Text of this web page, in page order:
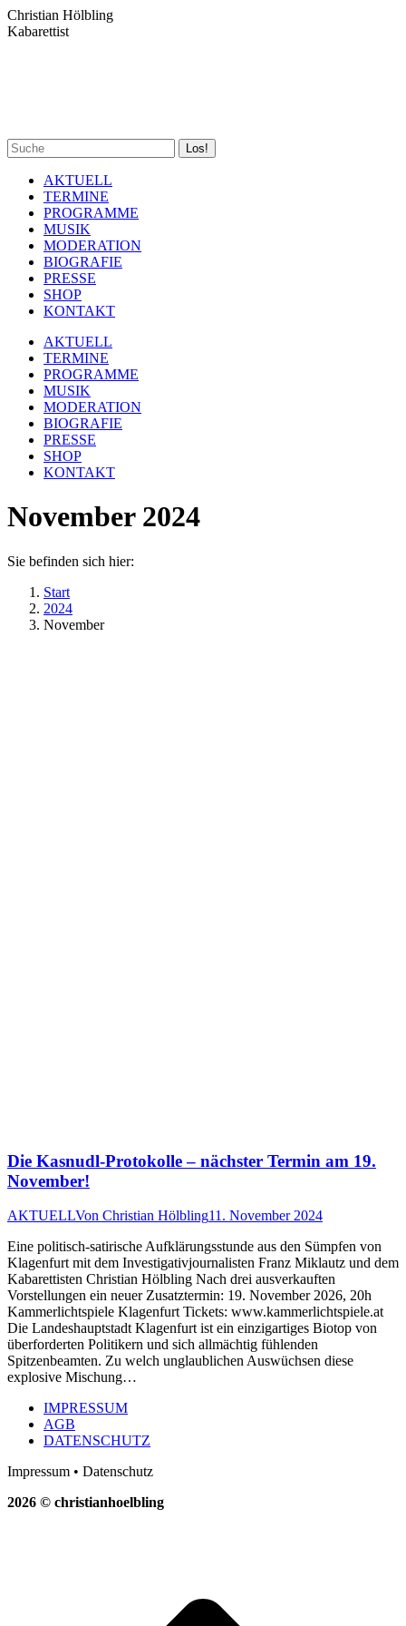
Zum
Inhalt
Christian Hölbling
Kabarettist
Spotify
page
opens
new
window
Facebook
page
opens
new
window
YouTube
page
opens
new
window
Instagram
page
opens
new
window
Search:
AKTUELL
TERMINE
PROGRAMME
MUSIK
MODERATION
BIOGRAFIE
PRESSE
SHOP
KONTAKT
AKTUELL
TERMINE
PROGRAMME
MUSIK
MODERATION
BIOGRAFIE
PRESSE
SHOP
KONTAKT
November 2024
Sie befinden sich hier:
Start
2024
November
Die Kasnudl-Protokolle – nächster Termin am 19.
November!
AKTUELLVon Christian Hölbling11. November 2024
Eine politisch-satirische Aufklärungsstunde aus den Sümpfen von
Klagenfurt mit dem Investigativjournalisten Franz Miklautz und dem
Kabarettisten Christian Hölbling Nach drei ausverkauften
Vorstellungen ein neuer Zusatztermin: 19. November 2026, 20h
Kammerlichtspiele Klagenfurt Tickets: www.kammerlichtspiele.at
Die Landeshauptstadt Klagenfurt ist ein einzigartiges Biotop von
überforderten Politikern und sich allmächtig fühlenden
Spitzenbeamten. Zu welch unglaublichen Auswüchsen diese
explosive Mischung…
IMPRESSUM
AGB
DATENSCHUTZ
Impressum • Datenschutz
2026 © christianhoelbling